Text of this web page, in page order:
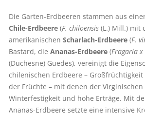
Die Garten-Erdbeeren stammen aus
Chile-Erdbeere (F. chiloensis(L.) Mill.) mit
amerikanischen Scharlach-Erdbeere(F.
Bastard, die Ananas-Erdbeere(Fragaria x
(Duchesne) Guedes), vereinigt die
chilenischen Erdbeere –
der Früchte – mit denen der Virginischen
Winterfestigkeit und hohe Erträge. Mit
Ananas-Erdbeere setzte eine intensive